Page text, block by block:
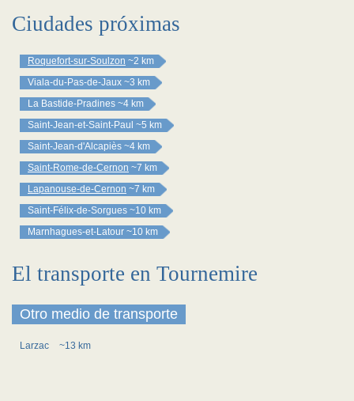
Ciudades próximas
Roquefort-sur-Soulzon ~2 km
Viala-du-Pas-de-Jaux ~3 km
La Bastide-Pradines ~4 km
Saint-Jean-et-Saint-Paul ~5 km
Saint-Jean-d'Alcapiès ~4 km
Saint-Rome-de-Cernon ~7 km
Lapanouse-de-Cernon ~7 km
Saint-Félix-de-Sorgues ~10 km
Marnhagues-et-Latour ~10 km
El transporte en Tournemire
Otro medio de transporte
Larzac ~13 km